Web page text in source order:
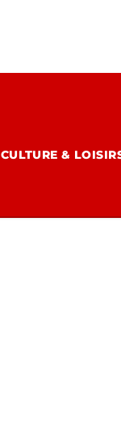
CULTURE &